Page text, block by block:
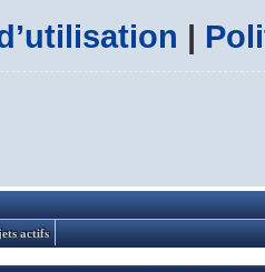
|
actifs